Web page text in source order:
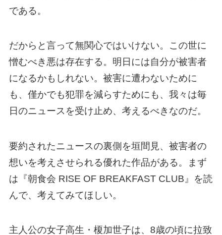
である。
だからと言って無関心ではいけない。この世に
憎むべき悪は存在する。明日には自分が被害者
になるかもしれない。被害に遭わないために
も、僅かでも犯罪を減らすためにも、我々は毎
日のニュースを受け止め、考えるべきなのだ。
要約されたニュースの裏側を垣間見、被害者の
想いを考えさせられる優れた作品がある。まず
は『朝食会 RISE OF BREAKFAST CLUB』を読
んで、考えてみてほしい。
主人公の女子高生・榎加世子は、8歳の頃に拉致